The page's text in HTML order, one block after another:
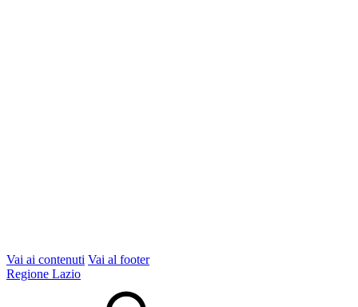
Vai ai contenuti Vai al footer
Regione Lazio